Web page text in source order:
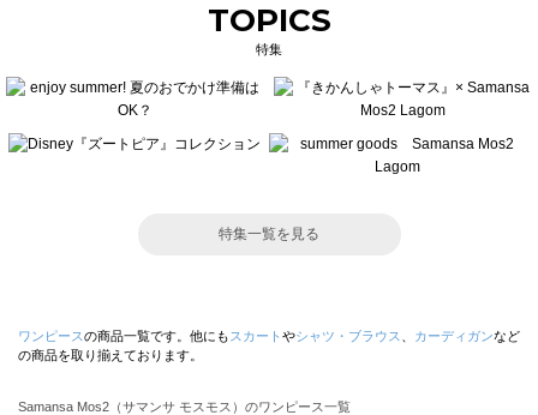
TOPICS
特集
特集一覧を見る
ワンピースの商品一覧です。他にも スカート やシャツ・ブラウス カーディガンなど
の商品を取り揃えております。
Samansa Mos2（サマンサ モスモス）のワンピース一覧